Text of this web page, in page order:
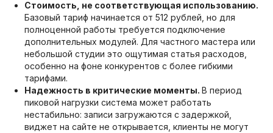
Стоимость, не соответствующая использованию.
Базовый тариф начинается от 512 рублей, но для
полноценной работы требуется подключение
дополнительных модулей. Для частного мастера или
небольшой студии это ощутимая статья расходов,
особенно на фоне конкурентов с более гибкими
тарифами.
Надежность в критические моменты. В период
пиковой нагрузки система может работать
нестабильно: записи загружаются с задержкой,
виджет на сайте не открывается, клиенты не могут